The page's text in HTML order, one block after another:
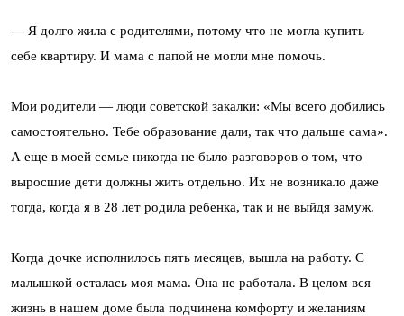
— Я долго жила с родителями, потому что не могла купить
себе квартиру. И мама с папой не могли мне помочь.
Мои родители — люди советской закалки: «Мы всего добились
самостоятельно. Тебе образование дали, так что дальше сама».
А еще в моей семье никогда не было разговоров о том, что
выросшие дети должны жить отдельно. Их не возникало даже
тогда, когда я в 28 лет родила ребенка, так и не выйдя замуж.
Когда дочке исполнилось пять месяцев, вышла на работу. С
малышкой осталась моя мама. Она не работала. В целом вся
жизнь в нашем доме была подчинена комфорту и желаниям